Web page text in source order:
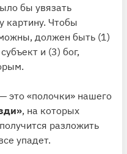
бы увязать
картину. Чтобы
должен быть (1)
и (3) бог,
это «полочки» нашего
, на которых
разложить
упадет.